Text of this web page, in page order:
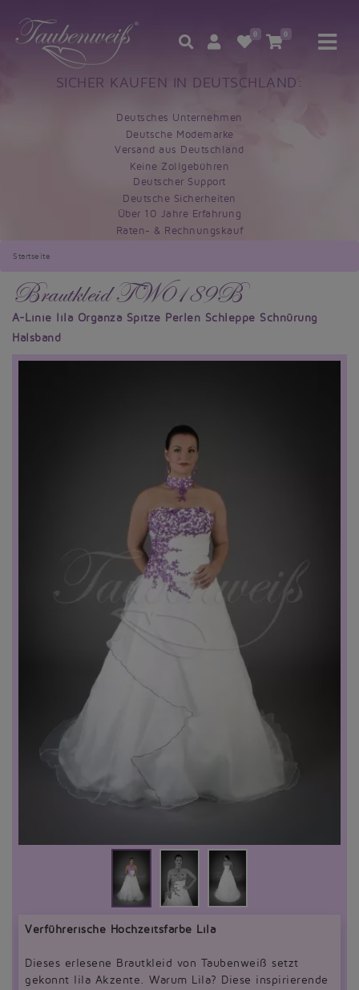
0 0
SICHER KAUFEN IN DEUTSCHLAND:
Deutsches Unternehmen
Deutsche Modemarke
Versand aus Deutschland
Keine Zollgebühren
Deutscher Support
Deutsche Sicherheiten
Über 10 Jahre Erfahrung
Raten- & Rechnungskauf
Startseite
Brautkleid TW0189B
A-Linie lila Organza Spitze Perlen Schleppe Schnürung
Halsband
Verführerische Hochzeitsfarbe Lila
Dieses erlesene Brautkleid von Taubenweiß setzt
gekonnt lila Akzente. Warum Lila? Diese inspirierende